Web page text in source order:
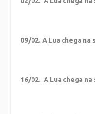
09/02. A Lua chega na
16/02. A Lua chega